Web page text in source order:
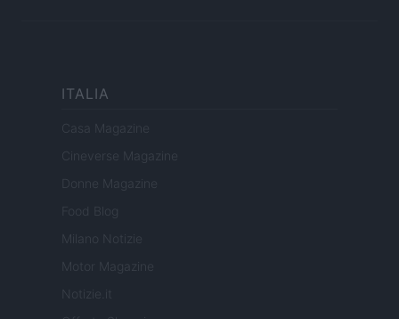
ITALIA
Casa Magazine
Cineverse Magazine
Donne Magazine
Food Blog
Milano Notizie
Motor Magazine
Notizie.it